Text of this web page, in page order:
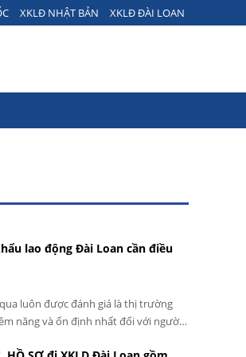
XKLĐ NHẬT BẢN XKLĐ ĐÀI LOAN
lao động Đài Loan cần điều
luôn được đánh giá là thị trường
năng và ổn định nhất đối với người